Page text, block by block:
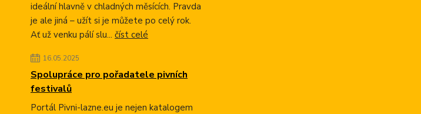
ideální hlavně v chladných měsících. Pravda
je ale jiná – užít si je můžete po celý rok.
Ať už venku pálí slu... číst celé
16.05.2025
Spolupráce pro pořadatele pivních
festivalů
Portál Pivni-lazne.eu je nejen katalogem